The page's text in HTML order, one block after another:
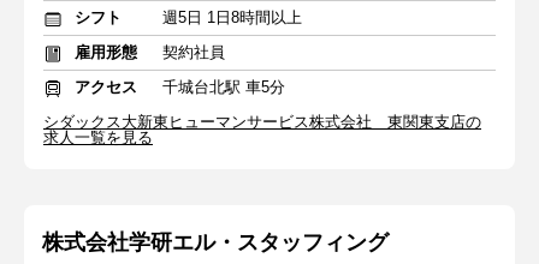
シフト
週5日 1日8時間以上
雇用形態
契約社員
アクセス
千城台北駅 車5分
シダックス大新東ヒューマンサービス株式会社 東関東支店の
求人一覧を見る
株式会社学研エル・スタッフィング